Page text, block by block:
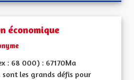
économique
: 68 000) : 67170Ma
les grands défis pour